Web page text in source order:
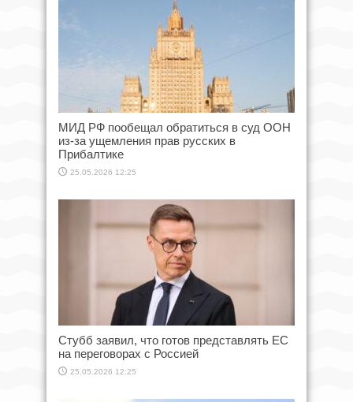
МИД РФ пообещал обратиться в суд ООН
из-за ущемления прав русских в
Прибалтике
25.05.2026 12:25
Стубб заявил, что готов представлять ЕС
на переговорах с Россией
25.05.2026 12:25